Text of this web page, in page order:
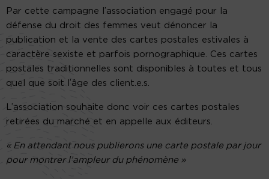
Par cette campagne l’association engagé pour la
défense du droit des femmes veut dénoncer la
publication et la vente des cartes postales estivales à
caractère sexiste et parfois pornographique. Ces cartes
postales traditionnelles sont disponibles à toutes et tous
quel que soit l’âge des client.e.s.
L’association souhaite donc voir ces cartes postales
retirées du marché et en appelle aux éditeurs.
« En attendant nous publierons une carte postale par jour
pour montrer l’ampleur du phénomène »